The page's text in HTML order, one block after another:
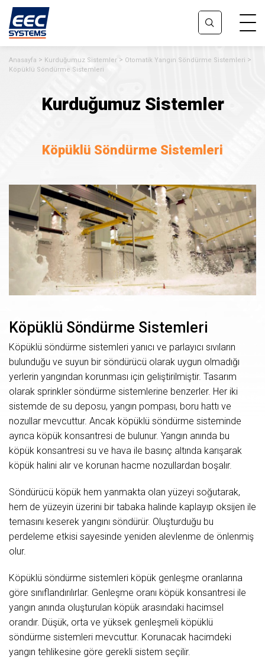
Anasayfa Kurduğumuz Sistemler
Otomatik Yangın Söndürme Sistemleri
Köpüklü Söndürme Sistemleri
Kurduğumuz Sistemler
Köpüklü Söndürme Sistemleri
Köpüklü Söndürme Sistemleri
Köpüklü söndürme sistemleri yanıcı ve parlayıcı sıvıların
bulunduğu ve suyun bir söndürücü olarak uygun olmadığı
yerlerin yangından korunması için geliştirilmiştir. Tasarım
olarak sprinkler söndürme sistemlerine benzerler. Her iki
sistemde de su deposu, yangın pompası, boru hattı ve
nozullar mevcuttur. Ancak köpüklü söndürme sisteminde
ayrıca köpük konsantresi de bulunur. Yangın anında bu
köpük konsantresi su ve hava ile basınç altında karışarak
köpük halini alır ve korunan hacme nozullardan boşalır.
Söndürücü köpük hem yanmakta olan yüzeyi soğutarak,
hem de yüzeyin üzerini bir tabaka halinde kaplayıp oksijen ile
temasını keserek yangını söndürür. Oluşturduğu bu
perdeleme etkisi sayesinde yeniden alevlenme de önlenmiş
olur.
Köpüklü söndürme sistemleri köpük genleşme oranlarına
göre sınıflandırılırlar. Genleşme oranı köpük konsantresi ile
yangın anında oluşturulan köpük arasındaki hacimsel
orandır. Düşük, orta ve yüksek genleşmeli köpüklü
söndürme sistemleri mevcuttur. Korunacak hacimdeki
yangın tehlikesine göre gerekli sistem seçilir.